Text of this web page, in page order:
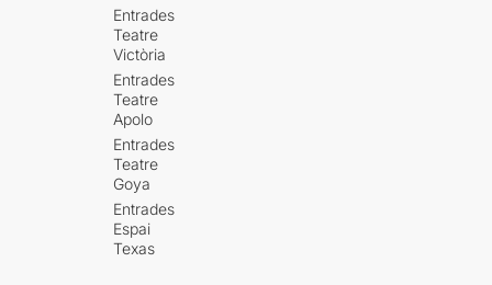
Entrades
Teatre
Victòria
Entrades
Teatre
Apolo
Entrades
Teatre
Goya
Entrades
Espai
Texas